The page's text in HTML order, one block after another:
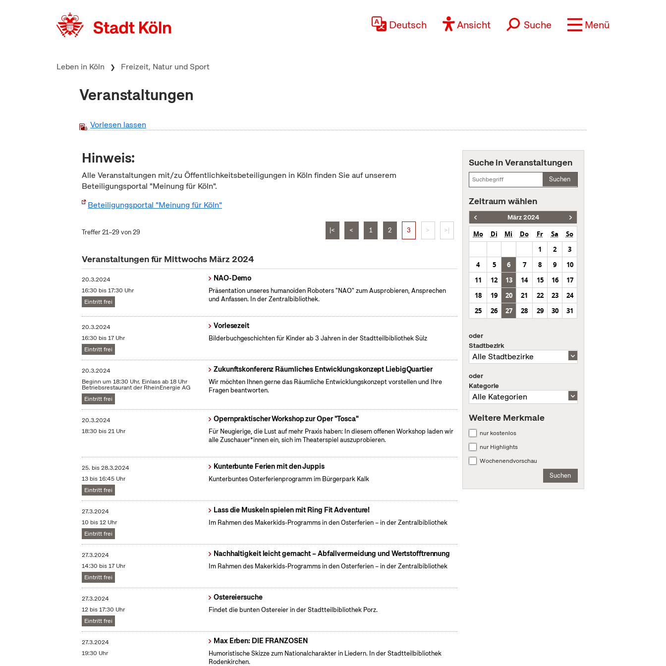
Deutsch Ansicht Suche Menü
Leben in Köln Freizeit, Natur und Sport
Veranstaltungen
Vorlesen lassen
Hinweis:
Alle Veranstaltungen mit/zu Öffentlichkeitsbeteiligungen in Köln finden Sie auf unserem
Beteiligungsportal "Meinung für Köln".
Beteiligungsportal "Meinung für Köln"
Treffer 21–29 von 29 |< < 1 2 3 > >|
Veranstaltungen für Mittwochs März 2024
20.3.2024
16:30 bis 17:30 Uhr
Eintritt frei
NAO-Demo
Präsentation unseres humanoiden Roboters "NAO" zum Ausprobieren, Ansprechen
und Anfassen. In der Zentralbibliothek.
20.3.2024
16:30 bis 17 Uhr
Eintritt frei
Vorlesezeit
Bilderbuchgeschichten für Kinder ab 3 Jahren in der Stadtteilbibliothek Sülz
20.3.2024
Beginn um 18:30 Uhr, Einlass ab 18 Uhr
Betriebsrestaurant der RheinEnergie AG
Eintritt frei
Zukunftskonferenz Räumliches Entwicklungskonzept LiebigQuartier
Wir möchten Ihnen gerne das Räumliche Entwicklungskonzept vorstellen und Ihre
Fragen beantworten.
20.3.2024
18:30 bis 21 Uhr
Opernpraktischer Workshop zur Oper "Tosca"
Für Neugierige, die Lust auf mehr Praxis haben: In diesem offenen Workshop laden wir
alle Zuschauer*innen ein, sich im Theaterspiel auszuprobieren.
25. bis28.3.2024
13 bis 16:45 Uhr
Eintritt frei
Kunterbunte Ferien mit den Juppis
Kunterbuntes Osterferienprogramm im Bürgerpark Kalk
27.3.2024
10 bis 12 Uhr
Eintritt frei
Lass die Muskeln spielen mit Ring Fit Adventure!
Im Rahmen des Makerkids-Programms in den Osterferien – in der Zentralbibliothek
27.3.2024
14:30 bis 17 Uhr
Eintritt frei
Nachhaltigkeit leicht gemacht – Abfallvermeidung und Wertstofftrennung
Im Rahmen des Makerkids-Programms in den Osterferien – in der Zentralbibliothek
27.3.2024
12 bis 17:30 Uhr
Eintritt frei
Ostereiersuche
Findet die bunten Ostereier in der Stadtteilbibliothek Porz.
27.3.2024
19:30 Uhr
Max Erben: DIE FRANZOSEN
Humoristische Skizze zum Nationalcharakter in Liedern. In der Stadtteilbibliothek
Rodenkirchen.
Suche in Veranstaltungen
Suchen
Zeitraum wählen
März 2024
Mo Di Mi Do Fr Sa
So
1
2
3
4
5 6 7 8 9
10
11
12 13 14 15 16
17
18
19 20 21 22 23
24
25
26 27 28 29 30 31
oder
Stadtbezirk
oder
Kategorie
Weitere Merkmale
nur kostenlos
nur Highlights
Wochenendvorschau
Suchen